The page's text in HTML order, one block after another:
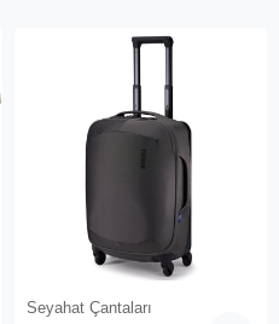
Seyahat Çantaları